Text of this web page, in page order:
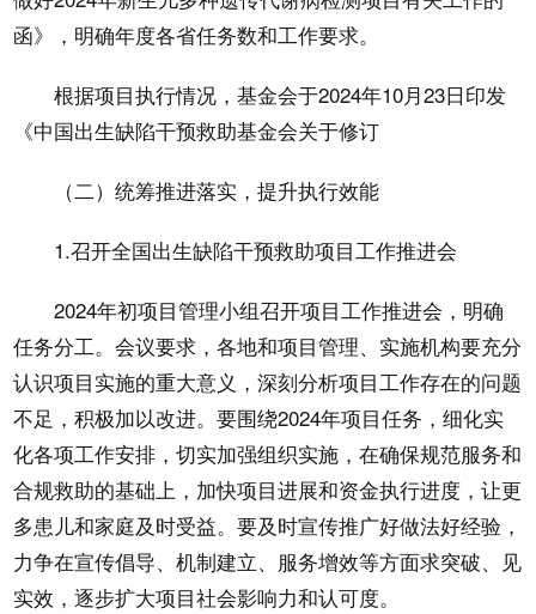
函》，明确年度各省任务数和工作要求。
根据项目执行情况，基金会于2024年10月23日印发
《中国出生缺陷干预救助基金会关于修订
（二）统筹推进落实，提升执行效能
1.召开全国出生缺陷干预救助项目工作推进会
2024年初项目管理小组召开项目工作推进会，明确
任务分工。会议要求，各地和项目管理、实施机构要充分
认识项目实施的重大意义，深刻分析项目工作存在的问题
不足，积极加以改进。要围绕2024年项目任务，细化实
化各项工作安排，切实加强组织实施，在确保规范服务和
合规救助的基础上，加快项目进展和资金执行进度，让更
多患儿和家庭及时受益。要及时宣传推广好做法好经验，
力争在宣传倡导、机制建立、服务增效等方面求突破、见
实效，逐步扩大项目社会影响力和认可度。